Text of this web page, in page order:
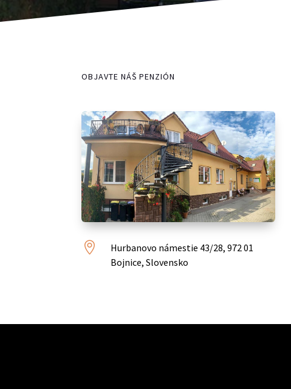
OBJAVTE NÁŠ PENZIÓN

Hurbanovo námestie 43/28, 972 01
Bojnice, Slovensko